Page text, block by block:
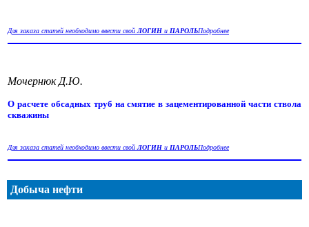
Для заказа статей необходимо ввести свойЛОГИН и ПАРОЛЬПодробнее
Мочернюк Д.Ю.
О расчете обсадных труб на смятие в зацементированной части ствола
скважины
Для заказа статей необходимо ввести свойЛОГИН и ПАРОЛЬПодробнее
Добыча нефти